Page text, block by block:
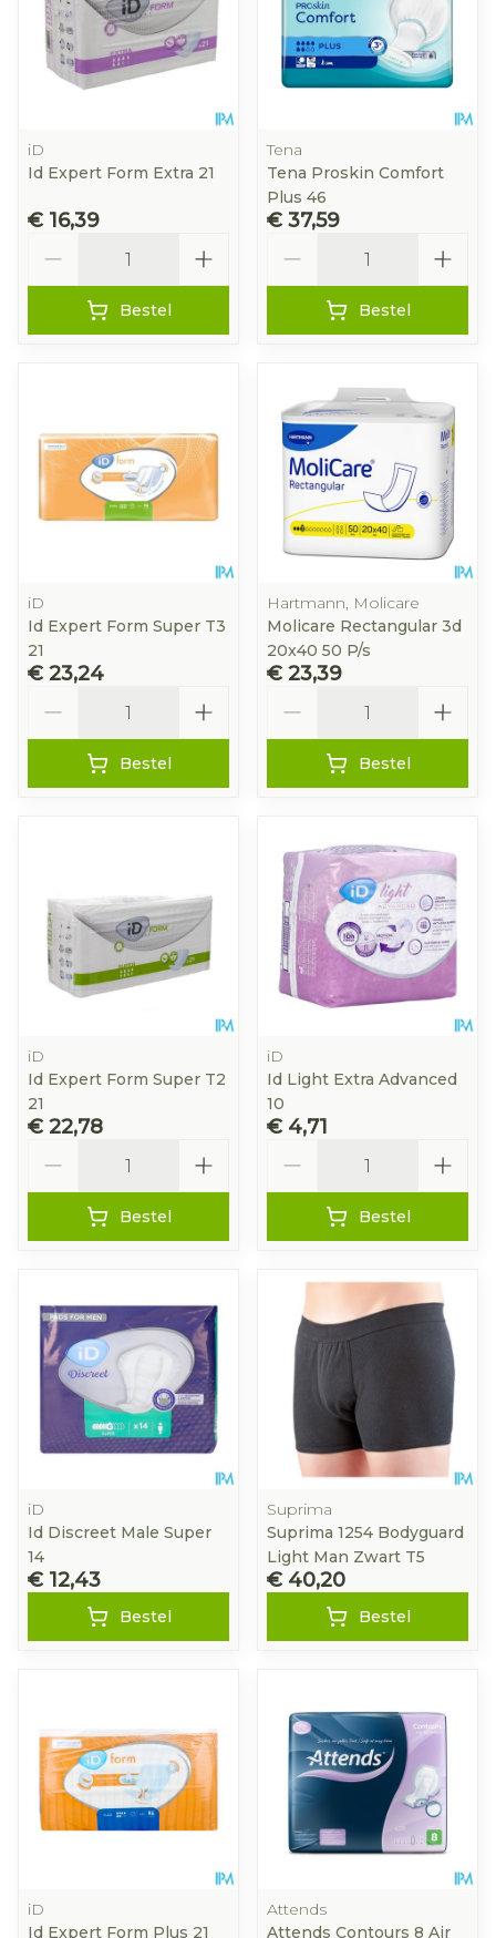
iD
Id Expert Form Extra 21
€ 16,39
Bestel
Tena
Tena Proskin Comfort
Plus 46
€ 37,59
Bestel
iD
Id Expert Form Super T3
21
€ 23,24
Bestel
Hartmann, Molicare
Molicare Rectangular 3d
20x40 50 P/s
€ 23,39
Bestel
iD
Id Expert Form Super T2
21
€ 22,78
Bestel
iD
Id Light Extra Advanced
10
€ 4,71
Bestel
iD
Id Discreet Male Super
14
€ 12,43
Bestel
Suprima
Suprima 1254 Bodyguard
Light Man Zwart T5
€ 40,20
Bestel
iD
Id Expert Form Plus 21
Attends
Attends Contours 8 Air